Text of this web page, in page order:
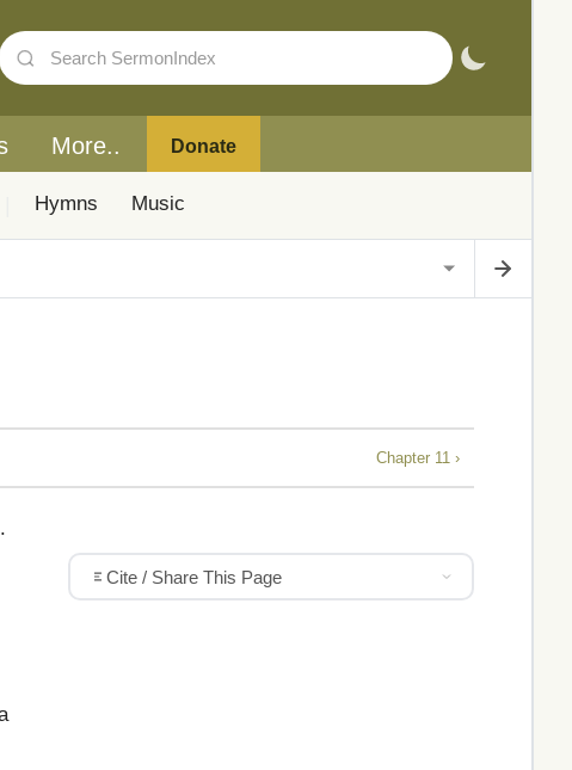
More.. Donate
Hymns Music
Chapter 11 ›
Cite / Share This Page